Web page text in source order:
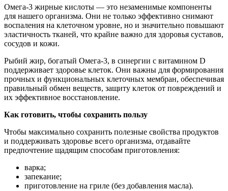
Омега-3 жирные кислоты — это незаменимые компоненты
для нашего организма. Они не только эффективно снимают
воспаления на клеточном уровне, но и значительно повышают
эластичность тканей, что крайне важно для здоровья суставов,
сосудов и кожи.
Рыбий жир, богатый Омега-3, в синергии с витамином D
поддерживает здоровье клеток. Они важны для формирования
прочных и функциональных клеточных мембран, обеспечивая
правильный обмен веществ, защиту клеток от повреждений и
их эффективное восстановление.
Как готовить, чтобы сохранить пользу
Чтобы максимально сохранить полезные свойства продуктов
и поддерживать здоровье всего организма, отдавайте
предпочтение щадящим способам приготовления:
варка;
запекание;
приготовление на гриле (без добавления масла).